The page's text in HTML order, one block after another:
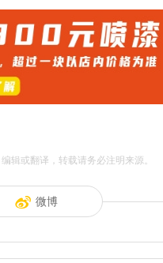
辑或翻译，转载请务必注明来源。
微博